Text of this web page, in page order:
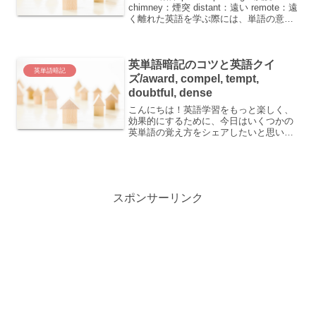
chimney：煙突 distant：遠い remote：遠
く離れた英語を学ぶ際には、単語の意味
英単語暗記
英単語暗記のコツと英語クイ
ズ/award, compel, tempt,
doubtful, dense
こんにちは！英語学習をもっと楽しく、
効果的にするために、今日はいくつかの
英単語の覚え方をシェアしたいと思いま
スポンサーリンク